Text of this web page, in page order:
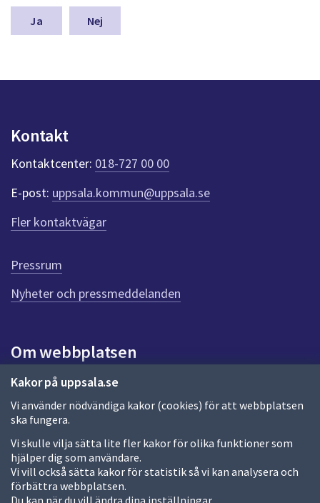
Kakor på uppsala.se
Vi använder nödvändiga kakor (cookies) för att webbplatsen
ska fungera.
Vi skulle vilja sätta lite fler kakor för olika funktioner som
hjälper dig som användare.
Vi vill också sätta kakor för statistik så vi kan analysera och
förbättra webbplatsen.
Du kan när du vill ändra dina inställningar.
m
a
n
k
t
e
r
f
ö
r
e
n
n
a
d
a
Nej
Kontakt
Kontaktcenter: 018-727 00 00
E-post: uppsala.kommun@uppsala.se
Fler kontaktvägar
Pressrum
Nyheter och pressmeddelanden
Om webbplatsen
Om webbplatsen
Allmänna handlingar och diarium
Behandling av personuppgifter
Kakor
Språk (other languages)